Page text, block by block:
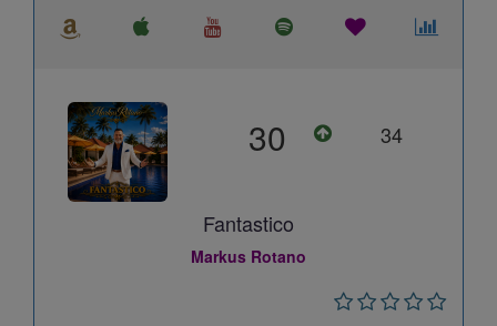
30 34
Fantastico
Markus Rotano